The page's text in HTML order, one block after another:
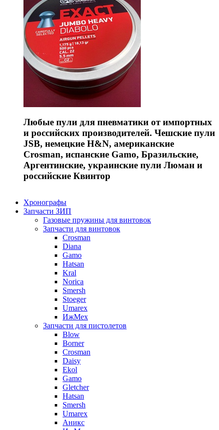
Любые пули для пневматики от импортных
и российских производителей. Чешские пули
JSB, немецкие H&N, американские
Crosman, испанские Gamo, Бразильские,
Аргентинские, украинские пули Люман и
российские Квинтор
Хронографы
Запчасти ЗИП
Газовые пружины для винтовок
Запчасти для винтовок
Crosman
Diana
Gamo
Hatsan
Kral
Norica
Smersh
Stoeger
Umarex
ИжМех
Запчасти для пистолетов
Blow
Borner
Crosman
Daisy
Ekol
Gamo
Gletcher
Hatsan
Smersh
Umarex
Аникс